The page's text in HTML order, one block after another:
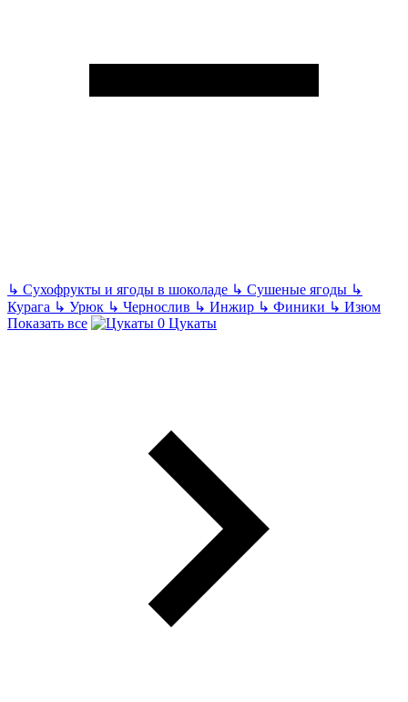
↳ Сухофрукты и ягоды в шоколаде ↳ Сушеные ягоды ↳
Курага ↳ Урюк ↳ Чернослив ↳ Инжир ↳ Финики ↳ Изюм
Показать все
Цукаты